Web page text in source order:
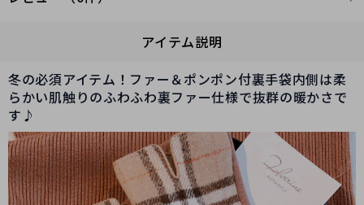
アイテム説明
冬の必須アイテム！ファー＆ポンポン付裏手袋内側は柔
らかい肌触りのふわふわ裏ファー仕様で抜群の暖かさで
す♪